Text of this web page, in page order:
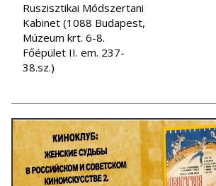
Ruszisztikai Módszertani
Kabinet (1088 Budapest,
Múzeum krt. 6-8.
Főépület II. em. 237-
38.sz.)